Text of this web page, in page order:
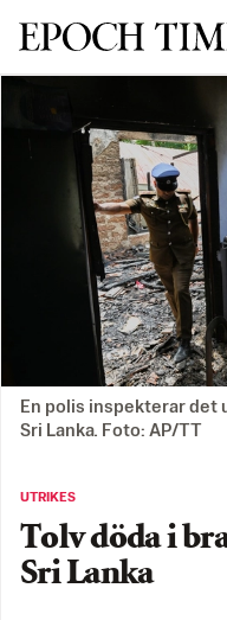
Svenska Epoch
En polis inspekterar det
Sri Lanka. Foto: AP/TT
UTRIKES
Tolv döda i
Sri Lanka